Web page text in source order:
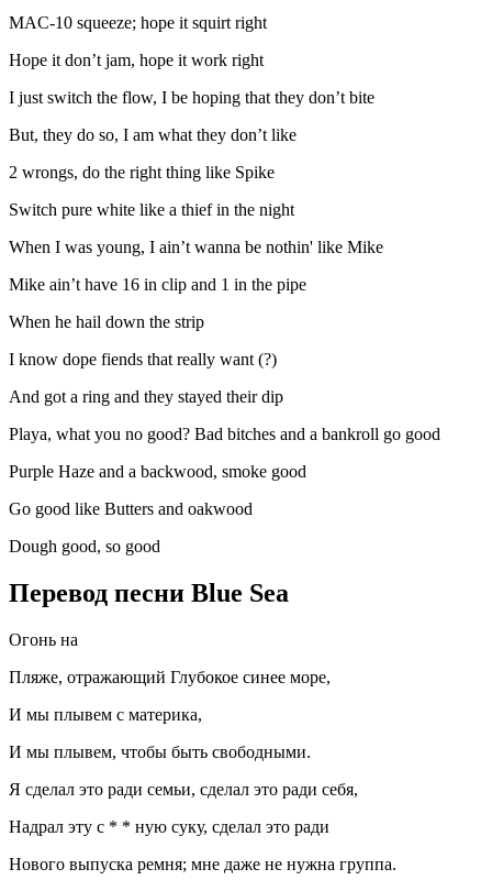
MAC-10 squeeze; hope it squirt right
Hope it don’t jam, hope it work right
I just switch the flow, I be hoping that they don’t bite
But, they do so, I am what they don’t like
2 wrongs, do the right thing like Spike
Switch pure white like a thief in the night
When I was young, I ain’t wanna be nothin' like Mike
Mike ain’t have 16 in clip and 1 in the pipe
When he hail down the strip
I know dope fiends that really want (?)
And got a ring and they stayed their dip
Playa, what you no good? Bad bitches and a bankroll go good
Purple Haze and a backwood, smoke good
Go good like Butters and oakwood
Dough good, so good
Перевод песни Blue Sea
Огонь на
Пляже, отражающий Глубокое синее море,
И мы плывем с материка,
И мы плывем, чтобы быть свободными.
Я сделал это ради семьи, сделал это ради себя,
Надрал эту с * * ную суку, сделал это ради
Нового выпуска ремня; мне даже не нужна группа.